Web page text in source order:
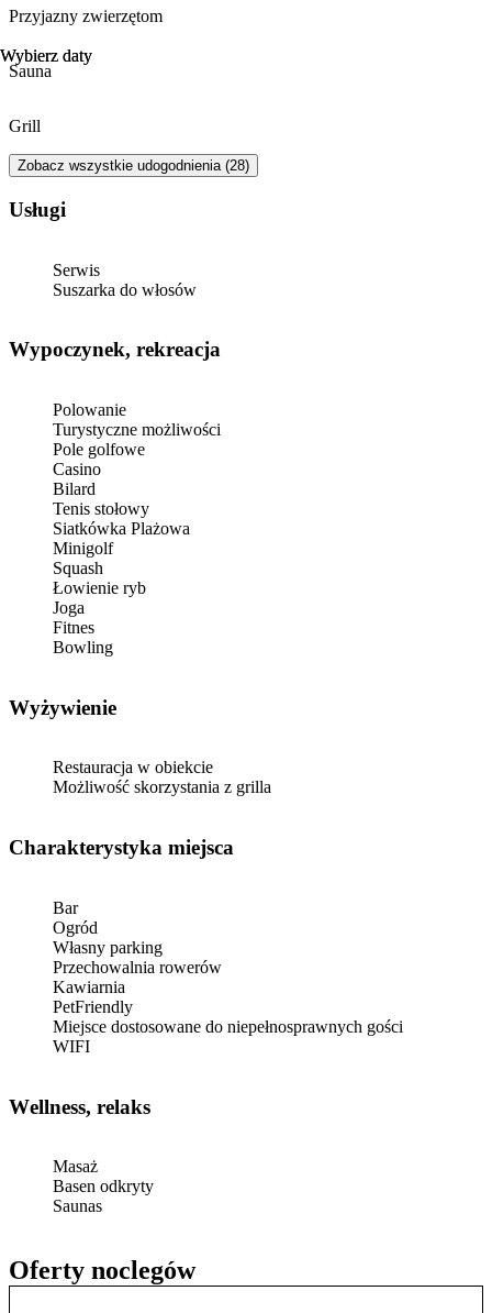
Wybierz daty
Oferty noclegów
Wybierz daty
Przyjazny zwierzętom
Sauna
Grill
Zobacz wszystkie udogodnienia (28)
Usługi
Serwis
Suszarka do włosów
Wypoczynek, rekreacja
Polowanie
Turystyczne możliwości
Pole golfowe
Casino
Bilard
Tenis stołowy
Siatkówka Plażowa
Minigolf
Squash
Łowienie ryb
Joga
Fitnes
Bowling
Wyżywienie
Restauracja w obiekcie
Możliwość skorzystania z grilla
Charakterystyka miejsca
Bar
Ogród
Własny parking
Przechowalnia rowerów
Kawiarnia
PetFriendly
Miejsce dostosowane do niepełnosprawnych gości
WIFI
Wellness, relaks
Masaż
Basen odkryty
Saunas